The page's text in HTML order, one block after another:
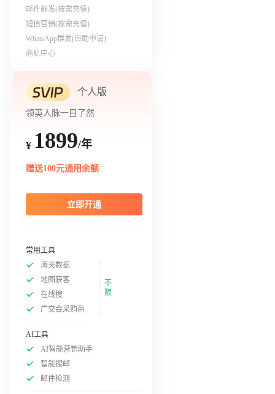
邮件群发(按需充值)
短信营销(按需充值)
WhatsApp群发(自助申请)
商机中心
个人版
领英人脉一目了然
¥ 1899/年
赠送100元通用余额
立即开通
常用工具
海关数据
地图获客
在线搜
广交会采购商
不
限
AI工具
AI智能营销助手
智能搜邮
邮件检测